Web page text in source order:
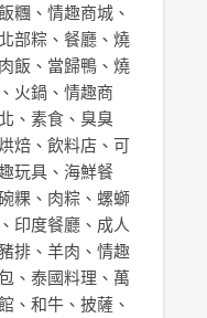
糰 、 情趣商城 、
北部粽 、 餐廳 、 燒
飯 、 當歸鴨 、 燒
、 火鍋 、 情趣商
、 素食 、 臭臭
焙 、 飲料店 、 可
玩具 、 海鮮餐
粿 、 肉粽 、 螺螄
、 印度餐廳 、 成人
排 、 羊肉 、 情趣
、 泰國料理 、 萬
、 和牛 、 披薩 、